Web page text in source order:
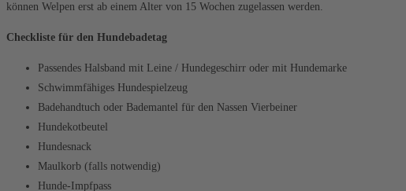
können Welpen erst ab einem Alter von 15 Wochen zugelassen werden.
Checkliste für den Hundebadetag
Passendes Halsband mit Leine / Hundegeschirr oder mit Hundemarke
Schwimmfähiges Hundespielzeug
Badehandtuch oder Bademantel für den Nassen Vierbeiner
Hundekotbeutel
Hundesnack
Maulkorb (falls notwendig)
Hunde-Impfpass